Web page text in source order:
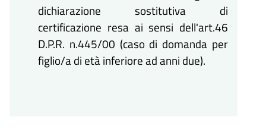
dichiarazione sostitutiva di
certificazione resa ai sensi dell'art.46
D.P.R. n.445/00 (caso di domanda per
figlio/a di età inferiore ad anni due).